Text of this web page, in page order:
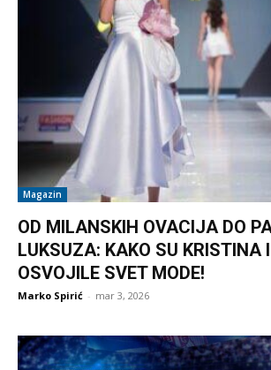
Magazin
OD MILANSKIH OVACIJA DO
LUKSUZA: KAKO SU KRISTINA
OSVOJILE SVET MODE!
Marko Spirić - mar 3, 2026